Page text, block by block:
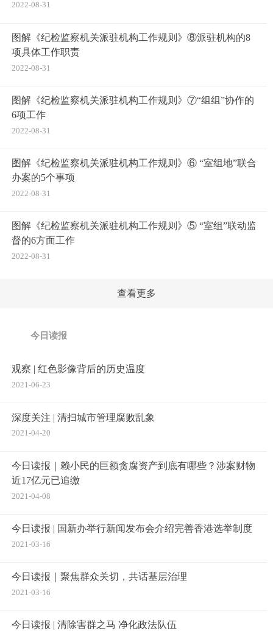
2022-08-31
图解《纪检监察机关派驻机构工作规则》⑧派驻机构的8
项具体工作职责
2022-08-31
图解《纪检监察机关派驻机构工作规则》⑦“组组”协作的
6项工作
2022-08-31
图解《纪检监察机关派驻机构工作规则》⑥ “室组地”联合
办案的5个事项
2022-08-31
图解《纪检监察机关派驻机构工作规则》⑤ “室组”联动监
督的6方面工作
2022-08-31
查看更多
今日读报
观察 | 红色影像背后的历史温度
2021-06-23
深度关注 | 清扫城市管理腐败乱象
2021-04-20
今日读报｜赖小民的巨额贪腐资产到底有哪些？涉案财物
近17亿元已追缴
2021-04-08
今日读报 | 国新办举行新闻发布会介绍完善香港选举制度
2021-03-16
今日读报｜聚焦群众关切，共话基层治理
2021-03-16
今日读报 | 清除害群之马 净化政法队伍